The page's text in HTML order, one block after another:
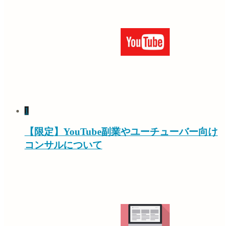
1
【限定】YouTube副業やユーチューバー向け
コンサルについて